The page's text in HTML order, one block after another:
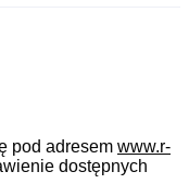
pod adresem www.r-
dostępnych